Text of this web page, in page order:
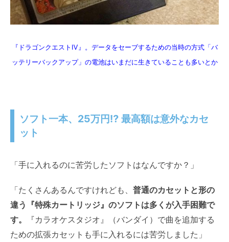
『ドラゴンクエストⅣ』。データをセーブするための当時の方式「バ
ッテリーバックアップ」の電池はいまだに生きていることも多いとか
ソフト一本、25万円⁉︎ 最高額は意外なカセ
ット
「手に入れるのに苦労したソフトはなんですか？」
「たくさんあるんですけれども、 普通のカセットと形の
違う『特殊カートリッジ』のソフトは多くが入手困難で
す。
『カラオケスタジオ』（バンダイ）で曲を追加する
ための拡張カセットも手に入れるには苦労しました」